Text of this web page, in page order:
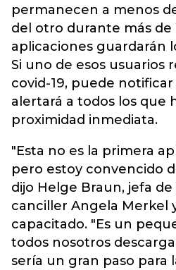
permanecen a menos
del otro durante más de
aplicaciones guardarán
Si uno de esos usuarios
covid-19, puede
alertará a todos los que
proximidad inmediata.
"Esta no es la primera
pero estoy convencido
dijo Helge Braun, jefa
canciller Angela Merkel
capacitado. "Es un
todos nosotros
sería un gran paso para